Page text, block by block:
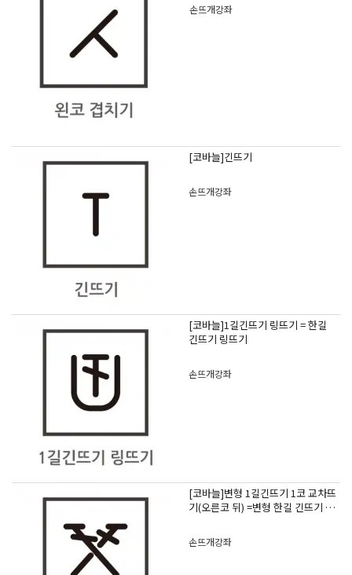
손뜨개강좌
[코바늘]긴뜨기
손뜨개강좌
[코바늘]1길긴뜨기 링뜨기 = 한길
긴뜨기 링뜨기
손뜨개강좌
[코바늘]변형 1길긴뜨기 1코 교차뜨
기(오른코 뒤) =변형 한길 긴뜨기 한
손뜨개강좌